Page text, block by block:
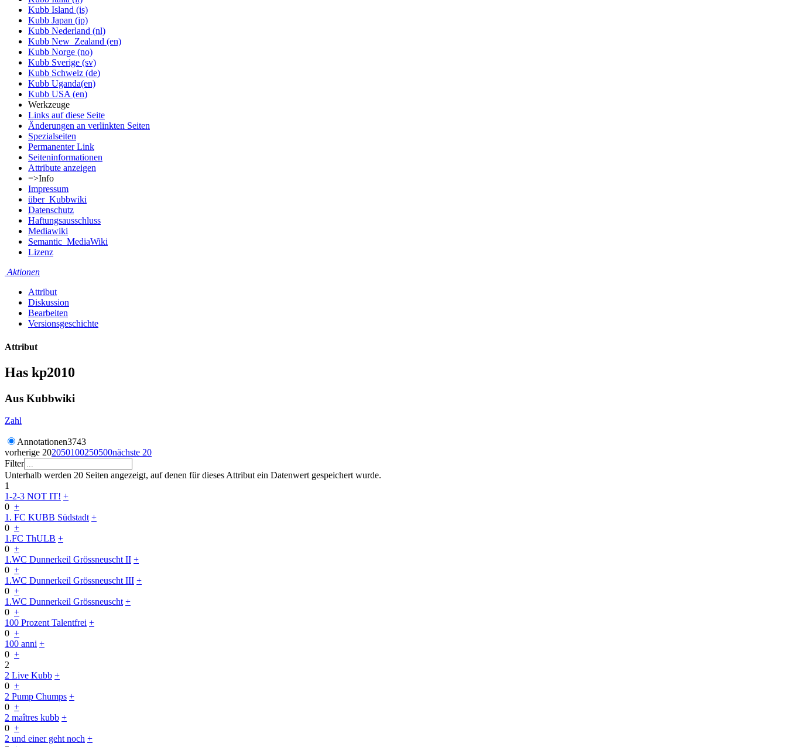
Kubb Island (is)
Kubb Japan (jp)
Kubb Nederland (nl)
Kubb New_Zealand (en)
Kubb Norge (no)
Kubb Sverige (sv)
Kubb Schweiz (de)
Kubb Uganda(en)
Kubb USA (en)
Werkzeuge
Links auf diese Seite
Änderungen an verlinkten Seiten
Spezialseiten
Permanenter Link
Seiten­informationen
Attribute anzeigen
=>Info
Impressum
über_Kubbwiki
Datenschutz
Haftungsausschluss
Mediawiki
Semantic_MediaWiki
Lizenz
Aktionen
Attribut
Diskussion
Bearbeiten
Versionsgeschichte
Attribut
Has kp2010
Aus Kubbwiki
Zahl
Annotationen3743
vorherige 202050100250500nächste 20
Filter
Unterhalb werden 20 Seiten angezeigt, auf denen für dieses Attribut ein Datenwert gespeichert wurde.
1
1-2-3 NOT IT! +
0 +
1. FC KUBB Südstadt +
0 +
1.FC ThULB +
0 +
1.WC Dunnerkeil Grössneuscht II +
0 +
1.WC Dunnerkeil Grössneuscht III +
0 +
1.WC Dunnerkeil Grössneuscht +
0 +
100 Prozent Talentfrei +
0 +
100 anni +
0 +
2
2 Live Kubb +
0 +
2 Pump Chumps +
0 +
2 maîtres kubb +
0 +
2 und einer geht noch +